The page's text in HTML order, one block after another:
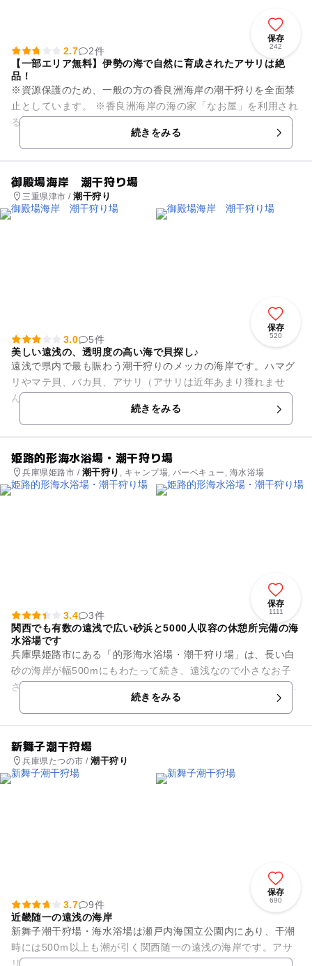
保存
242
2.7
2件
【一部エリア無料】伊勢の海で自然に育成されたアサリは絶
品！
※資源保護のため、一般の方の香良洲海岸の潮干狩りを全面禁
止としています。 ※香良洲海岸の海の家「なお屋」を利用され
るお客様に限り、なお屋さんの了解を得て香良洲海岸の一部エ
リアで潮干狩りをするこ...続きをみる
御殿場海岸 潮干狩り場
三重県津市 /潮干狩り
保存
520
3.0
5件
美しい遠浅の、透明度の高い海で貝探し♪
遠浅で県内で最も賑わう潮干狩りのメッカの海岸です。ハマグ
リやマテ貝、バカ貝、アサリ（アサリは近年あまり獲れませ
ん）など、数種類の貝が取れます。小さな子供からお年寄りま
でが水と戯れながら貝探し。 ...続きをみる
姫路的形海水浴場・潮干狩り場
兵庫県姫路市 / 潮干狩り , キャンプ場, バーベキュー, 海水浴場
保存
1111
3.4
3件
関西でも有数の遠浅で広い砂浜と5000人収容の休憩所完備の海
水浴場です
兵庫県姫路市にある「的形海水浴場・潮干狩り場」は、長い白
砂の海岸が幅500mにもわたって続き、遠浅なので小さなお子
さんでも楽しむことができます。4月から6月までは「アサリ」
や「ハマグリ」などが採...続きをみる
新舞子潮干狩場
兵庫県たつの市 /潮干狩り
保存
690
3.7
9件
近畿随一の遠浅の海岸
新舞子潮干狩場・海水浴場は瀬戸内海国立公園内にあり、干潮
時には500ｍ以上も潮が引く関西随一の遠浅の海岸です。アサ
リ、マテ貝が取れ、夏には海水浴も楽しめます。 300名収容可